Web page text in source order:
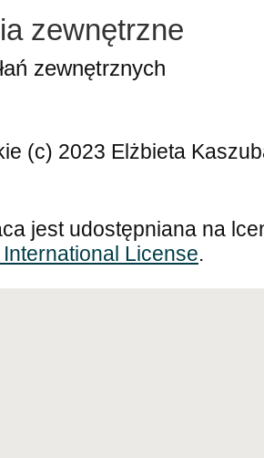
zewnętrzne
zewnętrznych
(c) 2023 Elżbieta
jest udostępniana na
License.